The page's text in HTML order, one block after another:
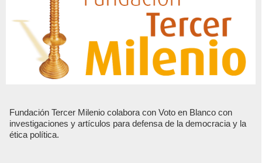
Fundación Tercer Milenio colabora con Voto en Blanco con
investigaciones y artículos para defensa de la democracia y la
ética política.